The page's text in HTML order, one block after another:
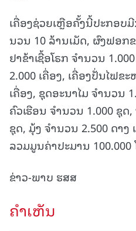
ເຄື່ອງຊ່ວຍເຫຼືອຄັ້ງນີ້ປະກອບ
ນວນ 10 ລ້ານເມັດ, ຜົງຟອກ
ຢາຂ້າເຊື້ອໂຣກ ຈໍານວນ
2.000 ເຄື່ອງ, ເຄື່ອງປັ່ນໄຟຂ
ເຄື່ອງ, ຊຸດອະນາໄມ ຈໍານວນ
ຄົວເຮືອນ ຈໍານວນ 1.000 ຊຸ
ຊຸດ, ມຸ້ງ ຈໍານວນ 2.500 ດາ
ລວມມູນຄ່າປະມານ
ຂ່າວ-ພາບ ຮສສ
ຄໍາເຫັນ